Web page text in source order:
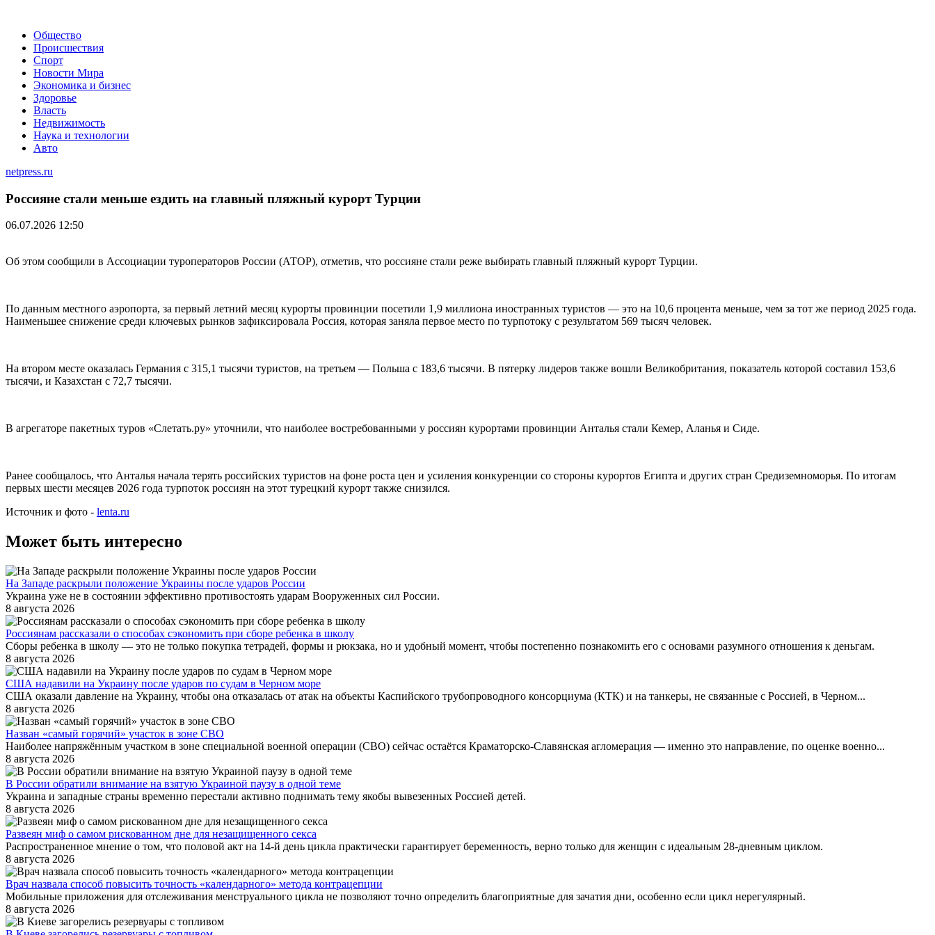
Общество
Происшествия
Спорт
Новости Мира
Экономика и бизнес
Здоровье
Власть
Недвижимость
Наука и технологии
Авто
netpress.ru
Россияне стали меньше ездить на главный пляжный курорт Турции
06.07.2026 12:50
Об этом сообщили в Ассоциации туроператоров России (АТОР), отметив, что россияне стали реже выбирать главный пляжный курорт Турции.
По данным местного аэропорта, за первый летний месяц курорты провинции посетили 1,9 миллиона иностранных туристов — это на 10,6 процента меньше, чем за тот же период 2025 года.
Наименьшее снижение среди ключевых рынков зафиксировала Россия, которая заняла первое место по турпотоку с результатом 569 тысяч человек.
На втором месте оказалась Германия с 315,1 тысячи туристов, на третьем — Польша с 183,6 тысячи. В пятерку лидеров также вошли Великобритания, показатель которой составил 153,6
тысячи, и Казахстан с 72,7 тысячи.
В агрегаторе пакетных туров «Слетать.ру» уточнили, что наиболее востребованными у россиян курортами провинции Анталья стали Кемер, Аланья и Сиде.
Ранее сообщалось, что Анталья начала терять российских туристов на фоне роста цен и усиления конкуренции со стороны курортов Египта и других стран Средиземноморья. По итогам
первых шести месяцев 2026 года турпоток россиян на этот турецкий курорт также снизился.
Источник и фото - lenta.ru
Может быть интересно
На Западе раскрыли положение Украины после ударов России
Украина уже не в состоянии эффективно противостоять ударам Вооруженных сил России.
8 августа 2026
Россиянам рассказали о способах сэкономить при сборе ребенка в школу
Сборы ребенка в школу — это не только покупка тетрадей, формы и рюкзака, но и удобный момент, чтобы постепенно познакомить его с основами разумного отношения к деньгам.
8 августа 2026
США надавили на Украину после ударов по судам в Черном море
США оказали давление на Украину, чтобы она отказалась от атак на объекты Каспийского трубопроводного консорциума (КТК) и на танкеры, не связанные с Россией, в Черном...
8 августа 2026
Назван «самый горячий» участок в зоне СВО
Наиболее напряжённым участком в зоне специальной военной операции (СВО) сейчас остаётся Краматорско-Славянская агломерация — именно это направление, по оценке военно...
8 августа 2026
В России обратили внимание на взятую Украиной паузу в одной теме
Украина и западные страны временно перестали активно поднимать тему якобы вывезенных Россией детей.
8 августа 2026
Развеян миф о самом рискованном дне для незащищенного секса
Распространенное мнение о том, что половой акт на 14-й день цикла практически гарантирует беременность, верно только для женщин с идеальным 28-дневным циклом.
8 августа 2026
Врач назвала способ повысить точность «календарного» метода контрацепции
Мобильные приложения для отслеживания менструального цикла не позволяют точно определить благоприятные для зачатия дни, особенно если цикл нерегулярный.
8 августа 2026